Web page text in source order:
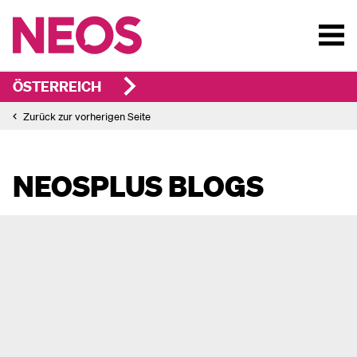
ÖSTERREICH
Zurück zur vorherigen Seite
NEOSPLUS BLOGS